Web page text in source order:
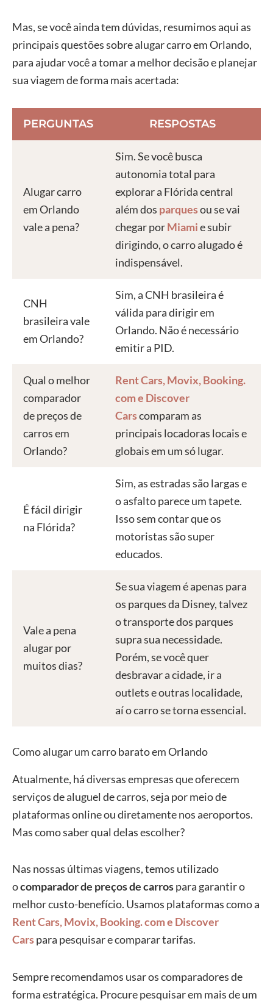
Mas, se você ainda tem dúvidas, resumimos aqui as
principais questões sobre alugar carro em Orlando,
para ajudar você a tomar a melhor decisão e planejar
sua viagem de forma mais acertada:
PERGUNTAS RESPOSTAS
Alugar carro
em Orlando
vale a pena?
Sim. Se você busca
autonomia total para
explorar a Flórida central
além dos parquesou se vai
chegar porMiamie subir
dirigindo, o carro alugado é
indispensável.
CNH
brasileira vale
em Orlando?
Sim, a CNH brasileira é
válida para dirigir em
Orlando. Não é necessário
emitir a PID.
Qual o melhor
comparador
de preços de
carros em
Orlando?
Rent Cars,Movix,Booking.
come Discover
Carscomparam as
principais locadoras locais e
globais em um só lugar.
É fácil dirigir
na Flórida?
Sim, as estradas são largas e
o asfalto parece um tapete.
Isso sem contar que os
motoristas são super
educados.
Vale a pena
alugar por
muitos dias?
Se sua viagem é apenas para
os parques da Disney, talvez
o transporte dos parques
supra sua necessidade.
Porém, se você quer
desbravar a cidade, ir a
outlets e outras localidade,
aí o carro se torna essencial.
Como alugar um carro barato em Orlando
Atualmente, há diversas empresas que oferecem
serviços de aluguel de carros, seja por meio de
plataformas online ou diretamente nos aeroportos.
Mas como saber qual delas escolher?
Nas nossas últimas viagens, temos utilizado
ocomparador de preços de carrospara garantir o
melhor custo-benefício. Usamos plataformas como a
Rent Cars,Movix,Booking. come Discover
Carspara pesquisar e comparar tarifas.
Sempre recomendamos usar os comparadores de
forma estratégica. Procure pesquisar em mais de um